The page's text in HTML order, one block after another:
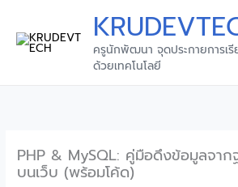
content
ครูนักพัฒนา จุดประกายการเรี
ด้วยเทคโนโลยี
PHP & MySQL: คู่มือดึงข้อมูลจาก
บนเว็บ (พร้อมโค้ด)